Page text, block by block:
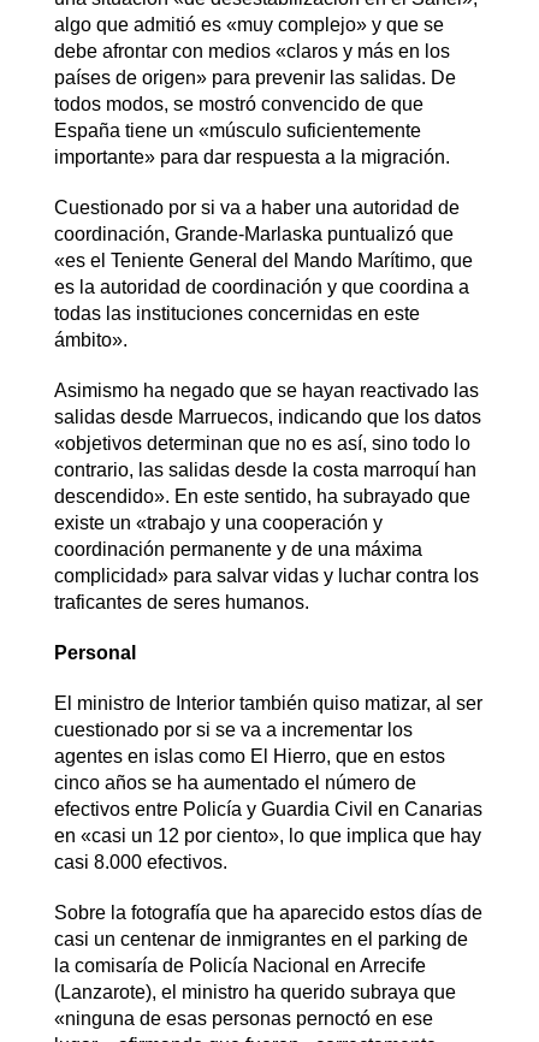
algo que admitió es «muy complejo» y que se
debe afrontar con medios «claros y más en los
países de origen» para prevenir las salidas. De
todos modos, se mostró convencido de que
España tiene un «músculo suficientemente
importante» para dar respuesta a la migración.
Cuestionado por si va a haber una autoridad de
coordinación, Grande-Marlaska puntualizó que
«es el Teniente General del Mando Marítimo, que
es la autoridad de coordinación y que coordina a
todas las instituciones concernidas en este
ámbito».
Asimismo ha negado que se hayan reactivado las
salidas desde Marruecos, indicando que los datos
«objetivos determinan que no es así, sino todo lo
contrario, las salidas desde la costa marroquí han
descendido». En este sentido, ha subrayado que
existe un «trabajo y una cooperación y
coordinación permanente y de una máxima
complicidad» para salvar vidas y luchar contra los
traficantes de seres humanos.
Personal
El ministro de Interior también quiso matizar, al ser
cuestionado por si se va a incrementar los
agentes en islas como El Hierro, que en estos
cinco años se ha aumentado el número de
efectivos entre Policía y Guardia Civil en Canarias
en «casi un 12 por ciento», lo que implica que hay
casi 8.000 efectivos.
Sobre la fotografía que ha aparecido estos días de
casi un centenar de inmigrantes en el parking de
la comisaría de Policía Nacional en Arrecife
(Lanzarote), el ministro ha querido subraya que
«ninguna de esas personas pernoctó en ese